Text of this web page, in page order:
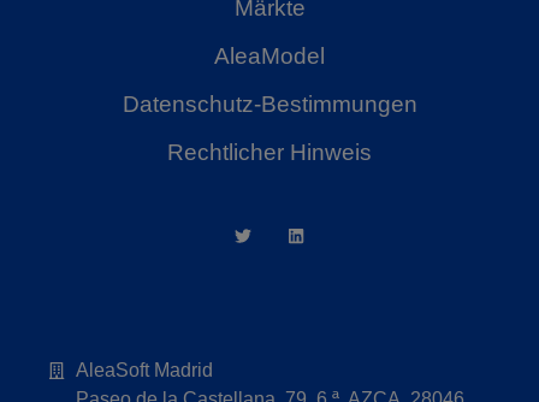
Märkte
AleaModel
Datenschutz-Bestimmungen
Rechtlicher Hinweis
AleaSoft Madrid